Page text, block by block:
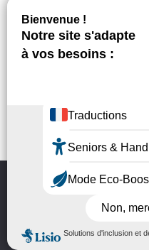
Nous utilisons des
expérience sur notre site
site, nous